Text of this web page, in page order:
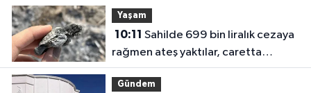
Yaşam
10:11
rağmen ateş yaktılar, caretta
yavrusu öldü
Gündem